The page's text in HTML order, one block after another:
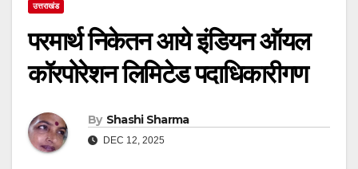
उत्तराखंड
परमार्थ निकेतन आये इंडियन ऑयल
कॉरपोरेशन लिमिटेड पदाधिकारीगण
By Shashi Sharma
DEC 12, 2025